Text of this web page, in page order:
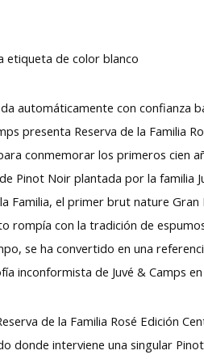
etiqueta de color blanco
automáticamente con confianza
presenta Reserva de la Familia
conmemorar los primeros cien
Pinot Noir plantada por la familia
Familia, el primer brut nature Gran
rompía con la tradición de
se ha convertido en una
inconformista de Juvé & Camps
de la Familia Rosé Edición
donde interviene una singular